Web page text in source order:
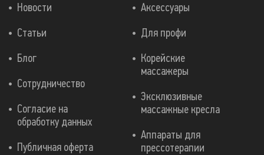
Аксессуары
Для профи
Корейские
массажеры
Эксклюзивные
массажные кресла
Аппараты для
прессотерапии
Новости
Статьи
Блог
Сотрудничество
Согласие на
обработку данных
Публичная оферта